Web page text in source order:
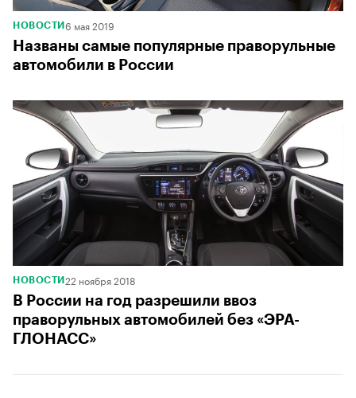
НОВОСТИ 6 мая 2019
Названы самые популярные праворульные
автомобили в России
НОВОСТИ 22 ноября 2018
В России на год разрешили ввоз
праворульных автомобилей без «ЭРА-
ГЛОНАСС»